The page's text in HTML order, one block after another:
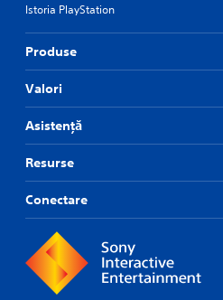
Istoria PlayStation
Produse
Valori
Asistență
Resurse
Conectare